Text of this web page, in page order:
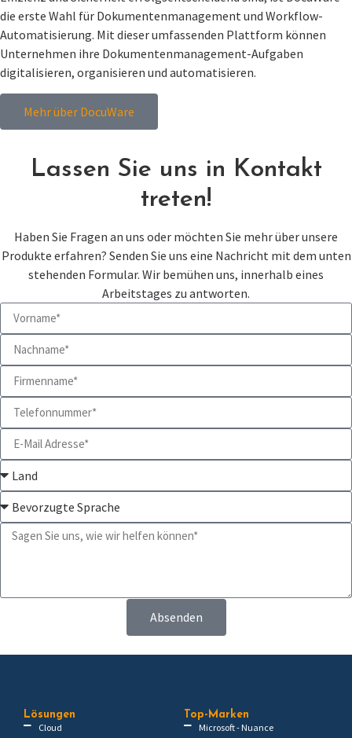
die erste Wahl für Dokumentenmanagement und Workflow-
Automatisierung. Mit dieser umfassenden Plattform können
Unternehmen ihre Dokumentenmanagement-Aufgaben
digitalisieren, organisieren und automatisieren.
Mehr über DocuWare
Lassen Sie uns in Kontakt
treten!
Haben Sie Fragen an uns oder möchten Sie mehr über unsere
Produkte erfahren? Senden Sie uns eine Nachricht mit dem unten
stehenden Formular. Wir bemühen uns, innerhalb eines
Arbeitstages zu antworten.
Absenden
Lösungen
Cloud
Top-Marken
Microsoft - Nuance